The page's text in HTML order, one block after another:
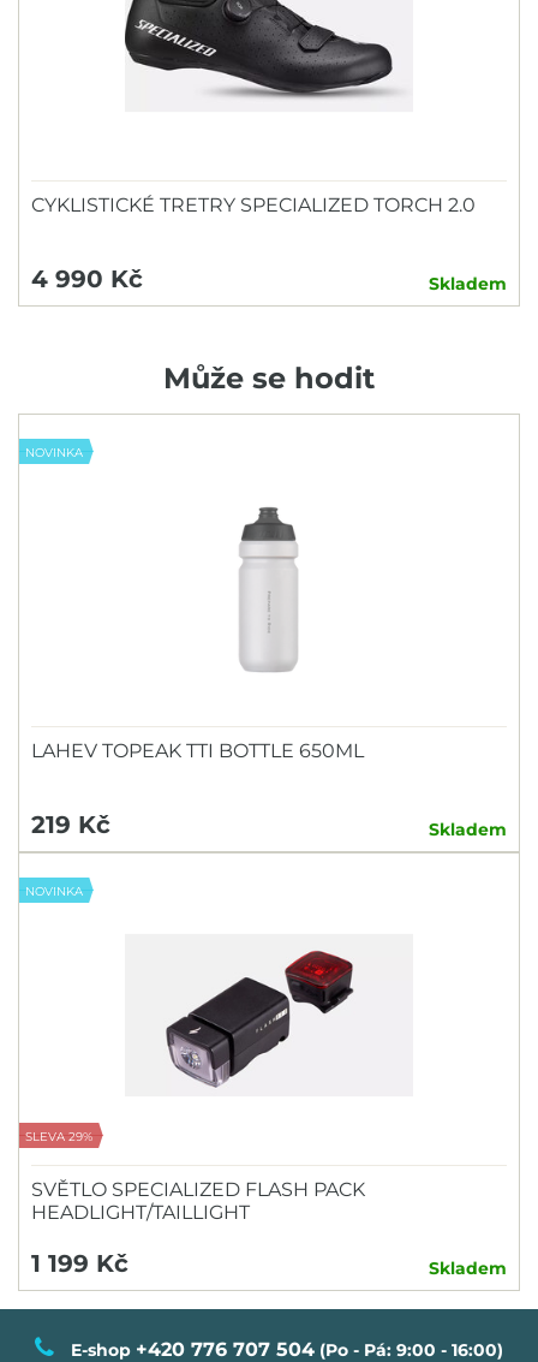
CYKLISTICKÉ TRETRY SPECIALIZED TORCH 2.0
4 990 Kč Skladem
Může se hodit
NOVINKA
LAHEV TOPEAK TTI BOTTLE 650ML
219 Kč Skladem
NOVINKA
SLEVA 29%
SVĚTLO SPECIALIZED FLASH PACK
HEADLIGHT/TAILLIGHT
1 199 Kč Skladem
E-shop +420 776 707 504 (Po - Pá: 9:00 - 16:00)